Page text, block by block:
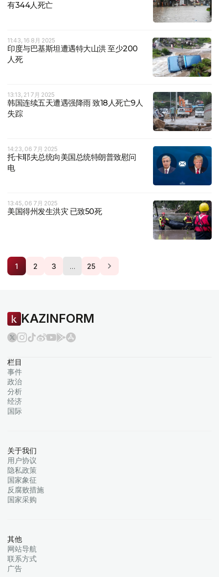
有344人死亡
11:43, 16 8月 2025
印度与巴基斯坦遭遇特大山洪 至少200
人死
13:13, 21 7月 2025
韩国连续五天遭遇强降雨 致18人死亡9人
失踪
14:23, 06 7月 2025
托卡耶夫总统向美国总统特朗普致慰问
电
13:45, 06 7月 2025
美国得州发生洪灾 已致50死
1 2 3 … 25
KAZINFORM
栏目
事件
政治
分析
经济
国际
关于我们
用户协议
隐私政策
国家象征
反腐败措施
国家采购
其他
网站导航
联系方式
广告